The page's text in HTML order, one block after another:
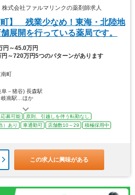
式会社ファルマリンクの薬剤師求人
町】 残業少なめ！東海・北陸地
展開を行っている薬局です。
円～45.0万円
円～720万円5つのパターンがあります
南町
阜－猪谷) 長森駅
岐南駅…ほか
募可能
原則、引越しを伴う転勤なし
）あり 車通勤可 店舗数10～29
積極採用中
この求人に興味がある